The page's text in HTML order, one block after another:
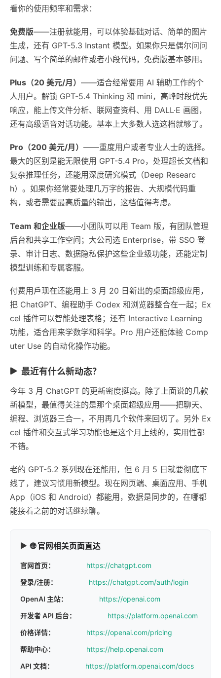
看你的使用频率和需求：
免费版——注册就能用，可以体验基础对话、简单的图片
生成，还有 GPT-5.3 Instant 模型。如果你只是偶尔问问
问题、写个简单的邮件或者小段代码，免费版基本够用。
Plus（20 美元/月） ——适合经常要用 AI 辅助工作的个
人用户。解锁 GPT-5.4 Thinking 和 mini，高峰时段优先
响应，能上传文件分析、联网查资料、用 DALL·E 画图，
还有高级语音对话功能。基本上大多数人选这档就够了。
Pro（200 美元/月） ——重度用户或者专业人士的选择。
最大的区别是能无限使用 GPT-5.4 Pro，处理超长文档和
复杂推理任务，还能用深度研究模式（Deep Researc
h）。如果你经常要处理几万字的报告、大规模代码重
构，或者需要最高质量的输出，这档值得考虑。
Team 和企业版——小团队可以用 Team 版，有团队管理
后台和共享工作空间；大公司选 Enterprise，带 SSO 登
录、审计日志、数据隐私保护这些企业级功能，还能定制
模型训练和专属客服。
付费用戶现在还能用上 3 月 20 日新出的桌面超级应用，
把 ChatGPT、编程助手 Codex 和浏览器整合在一起；Ex
cel 插件可以智能处理表格；还有 Interactive Learning
功能，适合用来学数学和科学。Pro 用户还能体验 Comp
uter Use 的自动化操作功能。
最近有什么新动态？
今年 3 月 ChatGPT 的更新密度挺高。除了上面说的几款
新模型，最值得关注的是那个桌面超级应用——把聊天、
编程、浏览器三合一，不用再几个软件来回切了。另外 Ex
cel 插件和交互式学习功能也是这个月上线的，实用性都
不错。
老的 GPT-5.2 系列现在还能用，但 6 月 5 日就要彻底下
线了，建议习惯用新模型。现在网页端、桌面应用、手机
App（iOS 和 Android）都能用，数据是同步的，在哪都
能接着之前的对话继续聊。
🌐 官网相关页面直达
官网首页：
https://chatgpt.com
登录/注册：
https://chatgpt.com/auth/login
OpenAI 主站：
https://openai.com
开发者 API 后台：
https://platform.openai.com
价格详情：
https://openai.com/pricing
帮助中心：
https://help.openai.com
API 文档：
https://platform.openai.com/docs